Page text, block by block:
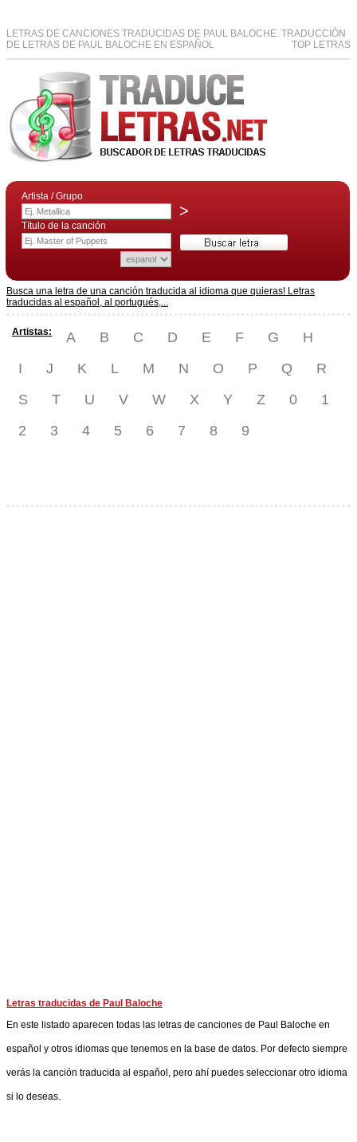
LETRAS DE CANCIONES TRADUCIDAS DE PAUL BALOCHE. TRADUCCIÓN
DE LETRAS DE PAUL BALOCHE EN ESPAÑOL
TOP LETRAS
Artista / Grupo
>
Título de la canción
Busca una letra de una canción traducida al idioma que quieras! Letras
traducidas al español, al portugués,...
Artistas: A B C D E F G
H
I
J K L M N O P Q
R
S
T U V W X Y Z 0
1
2
3 4 5 6 7 8 9
Letras traducidas de Paul Baloche
En este listado aparecen todas las letras de canciones de Paul Baloche en
español y otros idiomas que tenemos en la base de datos. Por defecto siempre
verás la canción traducida al español, pero ahí puedes seleccionar otro idioma
si lo deseas.